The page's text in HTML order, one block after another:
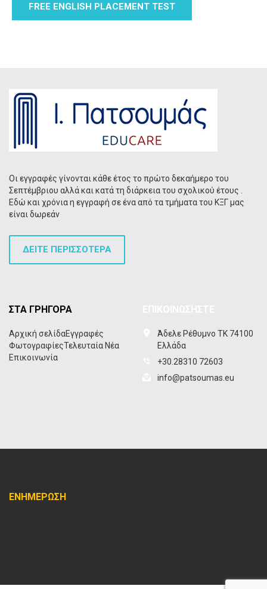
FREE ENGLISH PLACEMENT TEST
Οι εγγραφές γίνονται κάθε έτος το πρώτο δεκαήμερο του
Σεπτέμβριου αλλά και κατά τη διάρκεια του σχολικού έτους .
Εδώ και χρόνια η εγγραφή σε ένα από τα τμήματα του ΚΞΓ μας
είναι δωρεάν
ΔΕΙΤΕ ΠΕΡΙΣΣΟΤΕΡΑ
ΣΤΑ ΓΡΗΓΟΡΑ
Αρχική σελίδαΕγγραφές
ΦωτογραφίεςΤελευταία Νέα
Επικοινωνία
Άδελε Ρέθυμνο ΤΚ 74100
Ελλάδα
+30.28310 72603
info@patsoumas.eu
ΕΝΗΜΕΡΩΣΗ